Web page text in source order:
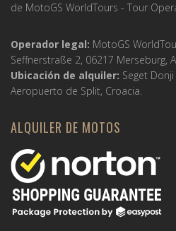
de MotoGS WorldTours - Tour
Operador legal: MotoGS
Seffnerstraße 2, 06217 Merseburg,
Ubicación de alquiler: Seget
Aeropuerto de Split, Croacia.
ALQUILER DE MOTOS